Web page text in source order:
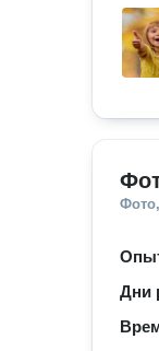
Дни